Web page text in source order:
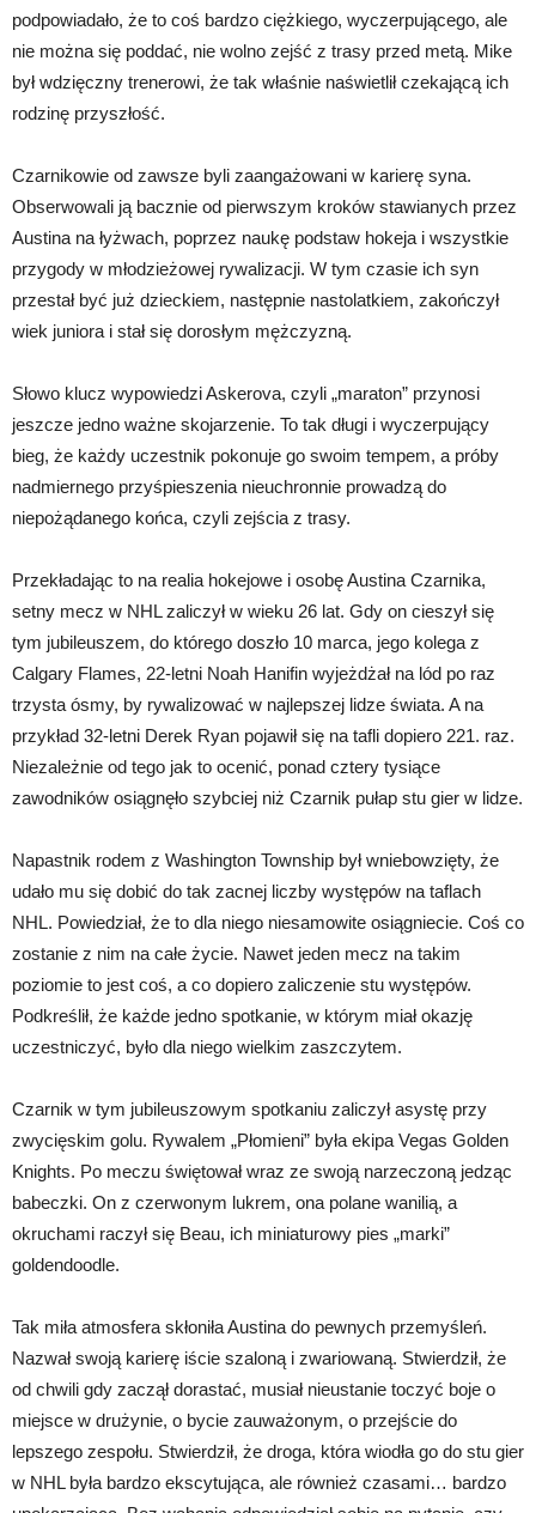
podpowiadało, że to coś bardzo ciężkiego, wyczerpującego, ale
nie można się poddać, nie wolno zejść z trasy przed metą. Mike
był wdzięczny trenerowi, że tak właśnie naświetlił czekającą ich
rodzinę przyszłość.
Czarnikowie od zawsze byli zaangażowani w karierę syna.
Obserwowali ją bacznie od pierwszym kroków stawianych przez
Austina na łyżwach, poprzez naukę podstaw hokeja i wszystkie
przygody w młodzieżowej rywalizacji. W tym czasie ich syn
przestał być już dzieckiem, następnie nastolatkiem, zakończył
wiek juniora i stał się dorosłym mężczyzną.
Słowo klucz wypowiedzi Askerova, czyli „maraton” przynosi
jeszcze jedno ważne skojarzenie. To tak długi i wyczerpujący
bieg, że każdy uczestnik pokonuje go swoim tempem, a próby
nadmiernego przyśpieszenia nieuchronnie prowadzą do
niepożądanego końca, czyli zejścia z trasy.
Przekładając to na realia hokejowe i osobę Austina Czarnika,
setny mecz w NHL zaliczył w wieku 26 lat. Gdy on cieszył się
tym jubileuszem, do którego doszło 10 marca, jego kolega z
Calgary Flames, 22-letni Noah Hanifin wyjeżdżał na lód po raz
trzysta ósmy, by rywalizować w najlepszej lidze świata. A na
przykład 32-letni Derek Ryan pojawił się na tafli dopiero 221. raz.
Niezależnie od tego jak to ocenić, ponad cztery tysiące
zawodników osiągnęło szybciej niż Czarnik pułap stu gier w lidze.
Napastnik rodem z Washington Township był wniebowzięty, że
udało mu się dobić do tak zacnej liczby występów na taflach
NHL. Powiedział, że to dla niego niesamowite osiągniecie. Coś co
zostanie z nim na całe życie. Nawet jeden mecz na takim
poziomie to jest coś, a co dopiero zaliczenie stu występów.
Podkreślił, że każde jedno spotkanie, w którym miał okazję
uczestniczyć, było dla niego wielkim zaszczytem.
Czarnik w tym jubileuszowym spotkaniu zaliczył asystę przy
zwycięskim golu. Rywalem „Płomieni” była ekipa Vegas Golden
Knights. Po meczu świętował wraz ze swoją narzeczoną jedząc
babeczki. On z czerwonym lukrem, ona polane wanilią, a
okruchami raczył się Beau, ich miniaturowy pies „marki”
goldendoodle.
Tak miła atmosfera skłoniła Austina do pewnych przemyśleń.
Nazwał swoją karierę iście szaloną i zwariowaną. Stwierdził, że
od chwili gdy zaczął dorastać, musiał nieustanie toczyć boje o
miejsce w drużynie, o bycie zauważonym, o przejście do
lepszego zespołu. Stwierdził, że droga, która wiodła go do stu gier
w NHL była bardzo ekscytująca, ale również czasami… bardzo